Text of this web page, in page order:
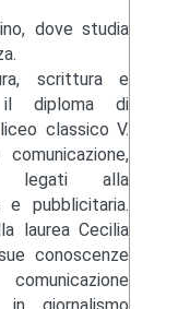
dove studia
scrittura e
il diploma di
classico V.
legati alla
e pubblicitaria.
laurea Cecilia
conoscenze